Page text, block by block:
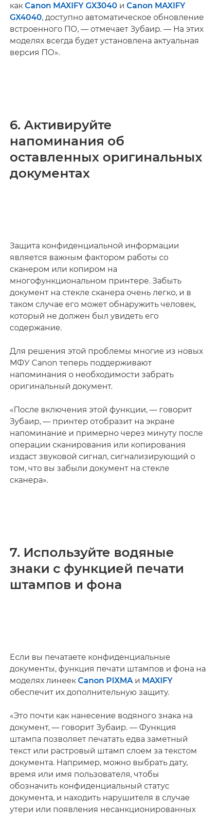
как Canon MAXIFY GX3040 и Canon MAXIFY
GX4040, доступно автоматическое обновление
встроенного ПО, — отмечает Зубаир. — На этих
моделях всегда будет установлена актуальная
версия ПО».
6. Активируйте
напоминания об
оставленных оригинальных
документах
Защита конфиденциальной информации
является важным фактором работы со
сканером или копиром на
многофункциональном принтере. Забыть
документ на стекле сканера очень легко, и в
таком случае его может обнаружить человек,
который не должен был увидеть его
содержание.
Для решения этой проблемы многие из новых
МФУ Canon теперь поддерживают
напоминания о необходимости забрать
оригинальный документ.
«После включения этой функции, — говорит
Зубаир, — принтер отобразит на экране
напоминание и примерно через минуту после
операции сканирования или копирования
издаст звуковой сигнал, сигнализирующий о
том, что вы забыли документ на стекле
сканера».
7. Используйте водяные
знаки с функцией печати
штампов и фона
Если вы печатаете конфиденциальные
документы, функция печати штампов и фона на
моделях линеек Canon PIXMA и MAXIFY
обеспечит их дополнительную защиту.
«Это почти как нанесение водяного знака на
документ, — говорит Зубаир. — Функция
штампа позволяет печатать едва заметный
текст или растровый штамп слоем за текстом
документа. Например, можно выбрать дату,
время или имя пользователя, чтобы
обозначить конфиденциальный статус
документа, и находить нарушителя в случае
утери или появления несанкционированных